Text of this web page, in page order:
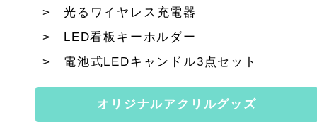
光るワイヤレス充電器
LED看板キーホルダー
電池式LEDキャンドル3点セット
オリジナルアクリルグッズ